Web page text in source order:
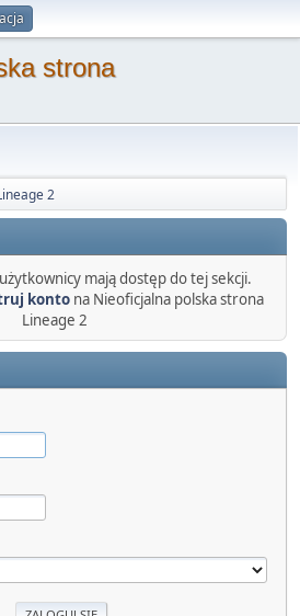
strona
2
mają dostęp do tej sekcji.
konto na Nieoficjalna polska strona
Lineage 2